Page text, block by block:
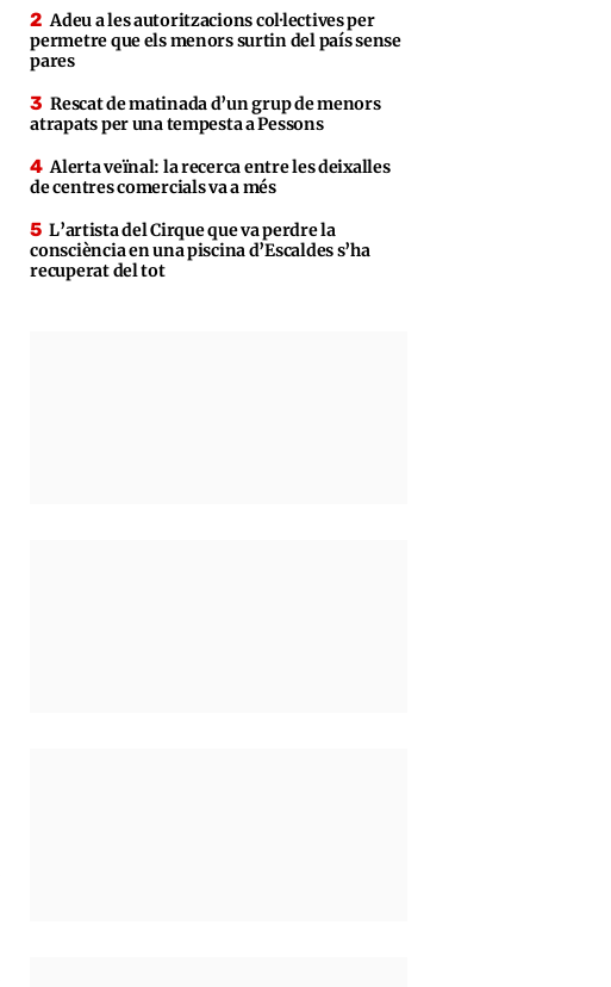
Adeu a les autoritzacions col·lectives per
permetre que els menors surtin del país sense
pares
Rescat de matinada d’un grup de menors
atrapats per una tempesta a Pessons
Alerta veïnal: la recerca entre les deixalles
de centres comercials va a més
L’artista del Cirque que va perdre la
consciència en una piscina d’Escaldes s’ha
recuperat del tot